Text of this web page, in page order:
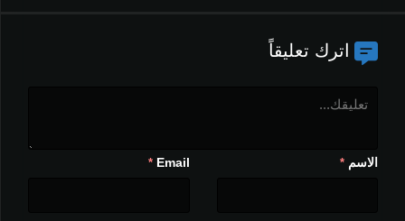
اترك تعليقاً
الاسم *
Email
*